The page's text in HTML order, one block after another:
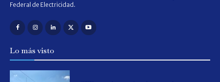
Federal de Electricidad.
Lo más visto